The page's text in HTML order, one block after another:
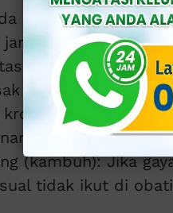
organ reproduksi:
jaringan parut pada
(kemandulan):
organ reproduksi
kronis: Pada wanita,
berkepanjangan.
(kambuh): Jika
tidak ikut di